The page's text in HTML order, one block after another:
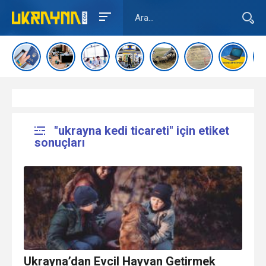
"ukrayna kedi ticareti" için etiket
sonuçları
Ukrayna’dan Evcil Hayvan Getirmek